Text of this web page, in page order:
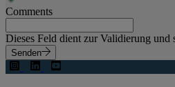
Comments
Dieses Feld dient zur Validierung und
Senden